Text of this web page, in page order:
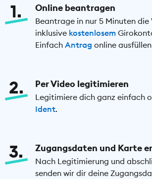
1 Online beantragen
Beantrage in nur 5 Minuten
inklusive kostenlosem
Einfach Antrag online
2 Per Video legitimieren
Legitimiere dich ganz einfach
Ident.
3 Zugangsdaten und Karte
Nach Legitimierung und
senden wir dir deine